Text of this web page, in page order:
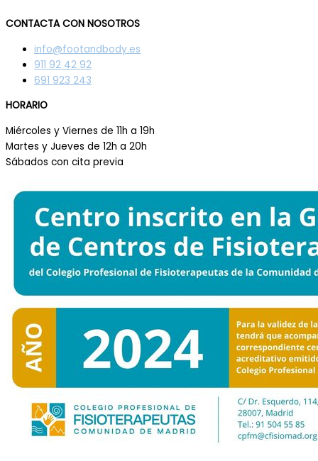
CONTACTA CON NOSOTROS
info@footandbody.es
911 92 42 92
691 923 243
HORARIO
Miércoles y Viernes de 11h a 19h
Martes y Jueves de 12h a 20h
Sábados con cita previa